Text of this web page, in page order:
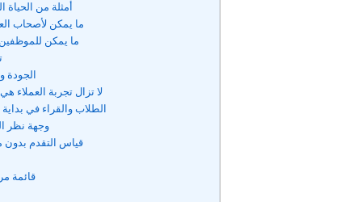
أمثلة من الحياة
ما يمكن لأصحاب
ما يمكن للموظفين
الجودة
لا تزال تجربة العملاء
الطلاب والقراء في
وجهة نظر
قياس التقدم
قائمة